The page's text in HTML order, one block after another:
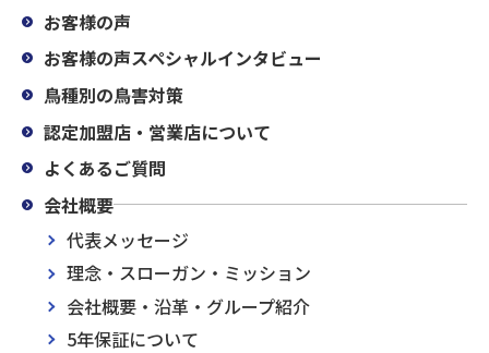
お客様の声
お客様の声スペシャルインタビュー
鳥種別の鳥害対策
認定加盟店・営業店について
よくあるご質問
会社概要
代表メッセージ
理念・スローガン・ミッション
会社概要・沿革・グループ紹介
5年保証について